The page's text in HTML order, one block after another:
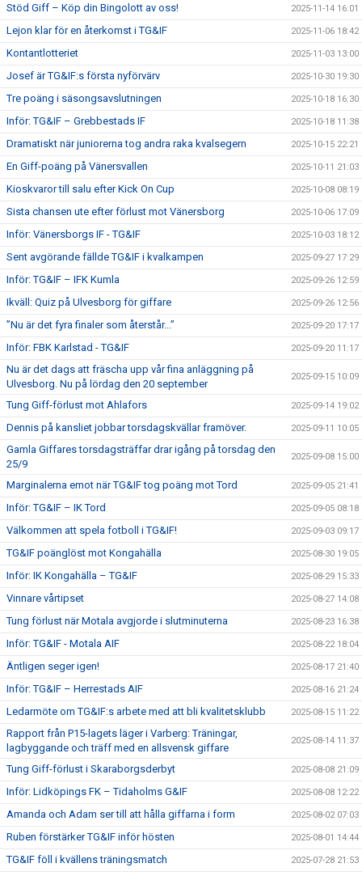
Stöd Giff – Köp din Bingolott av oss! 2025-11-14 16:01
Lejon klar för en återkomst i TG&IF 2025-11-06 18:42
Kontantlotteriet 2025-11-03 13:00
Josef är TG&IF:s första nyförvärv 2025-10-30 19:30
Tre poäng i säsongsavslutningen 2025-10-18 16:30
Inför: TG&IF – Grebbestads IF 2025-10-18 11:38
Dramatiskt när juniorerna tog andra raka kvalsegern 2025-10-15 22:21
En Giff-poäng på Vänersvallen 2025-10-11 21:03
Kioskvaror till salu efter Kick On Cup 2025-10-08 08:19
Sista chansen ute efter förlust mot Vänersborg 2025-10-06 17:09
Inför: Vänersborgs IF - TG&IF 2025-10-03 18:12
Sent avgörande fällde TG&IF i kvalkampen 2025-09-27 17:29
Inför: TG&IF – IFK Kumla 2025-09-26 12:59
Ikväll: Quiz på Ulvesborg för giffare 2025-09-26 12:56
”Nu är det fyra finaler som återstår...” 2025-09-20 17:17
Inför: FBK Karlstad - TG&IF 2025-09-20 11:17
Nu är det dags att fräscha upp vår fina anläggning på
Ulvesborg. Nu på lördag den 20 september
2025-09-15 10:09
Tung Giff-förlust mot Ahlafors 2025-09-14 19:02
Dennis på kansliet jobbar torsdagskvällar framöver. 2025-09-11 10:05
Gamla Giffares torsdagsträffar drar igång på torsdag den
25/9
2025-09-08 15:00
Marginalerna emot när TG&IF tog poäng mot Tord 2025-09-05 21:41
Inför: TG&IF – IK Tord 2025-09-05 08:18
Välkommen att spela fotboll i TG&IF! 2025-09-03 09:17
TG&IF poänglöst mot Kongahälla 2025-08-30 19:05
Inför: IK Kongahälla – TG&IF 2025-08-29 15:33
Vinnare vårtipset 2025-08-27 14:08
Tung förlust när Motala avgjorde i slutminuterna 2025-08-23 16:38
Inför: TG&IF - Motala AIF 2025-08-22 18:04
Äntligen seger igen! 2025-08-17 21:40
Inför: TG&IF – Herrestads AIF 2025-08-16 21:24
Ledarmöte om TG&IF:s arbete med att bli kvalitetsklubb 2025-08-15 11:22
Rapport från P15-lagets läger i Varberg: Träningar,
lagbyggande och träff med en allsvensk giffare
2025-08-14 11:37
Tung Giff-förlust i Skaraborgsderbyt 2025-08-08 21:09
Inför: Lidköpings FK – Tidaholms G&IF 2025-08-08 12:22
Amanda och Adam ser till att hålla giffarna i form 2025-08-02 07:03
Ruben förstärker TG&IF inför hösten 2025-08-01 14:44
TG&IF föll i kvällens träningsmatch 2025-07-28 21:53